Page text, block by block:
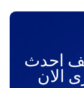
احدث